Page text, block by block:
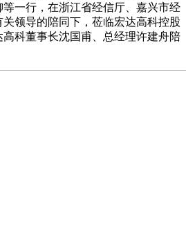
一行，在浙江省经信厅、嘉兴市经
领导的陪同下，莅临宏达高科控股
科董事长沈国甫、总经理许建舟陪